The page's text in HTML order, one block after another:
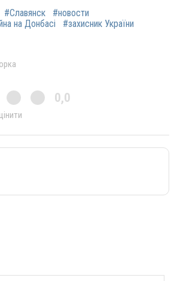
#Славянск
#новости
на Донбасі #захисник України
0,0